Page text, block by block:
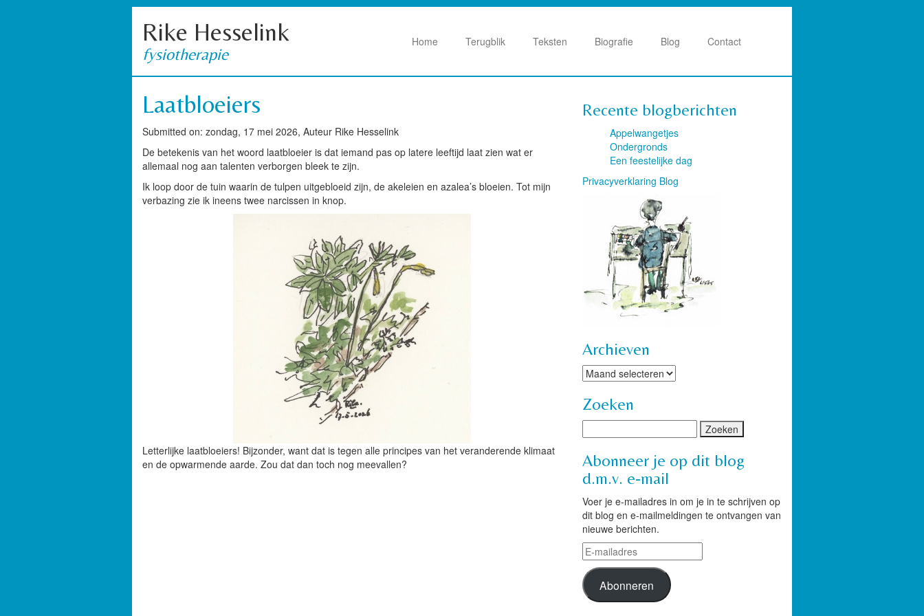
Rike Hesselink
fysiotherapie
Home Terugblik Teksten Biografie Blog Contact
Laatbloeiers
Submitted on: zondag, 17 mei 2026, Auteur Rike Hesselink
De betekenis van het woord laatbloeier is dat iemand pas op latere leeftijd laat zien wat er
allemaal nog aan talenten verborgen bleek te zijn.
Ik loop door de tuin waarin de tulpen uitgebloeid zijn, de akeleien en azalea’s bloeien. Tot mijn
verbazing zie ik ineens twee narcissen in knop.
Letterlijke laatbloeiers! Bijzonder, want dat is tegen alle principes van het veranderende klimaat
en de opwarmende aarde. Zou dat dan toch nog meevallen?
Recente blogberichten
Appelwangetjes
Ondergronds
Een feestelijke dag
Privacyverklaring Blog
Archieven
Archieven
Zoeken
Abonneer je op dit blog
d.m.v. e-mail
Voer je e-mailadres in om je in te schrijven op
dit blog en e-mailmeldingen te ontvangen van
nieuwe berichten.
E-
mailadres
Abonneren